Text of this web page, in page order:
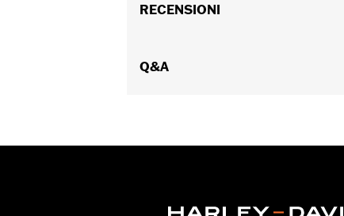
Istruzioni di installazione
RECENSIONI
Q&A